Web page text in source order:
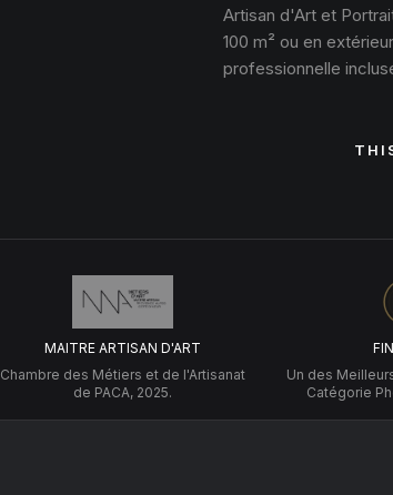
Artisan d'Art et
100 m² ou en
professionnelle
MAITRE ARTISAN D'ART
Chambre des Métiers et de l'Artisanat
de PACA, 2025.
Un des
Catégorie